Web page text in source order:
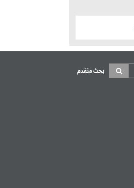
بحث متقدم